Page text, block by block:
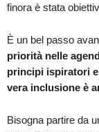
finora è stata
È un bel passo
priorità nelle
principi ispiratori
vera inclusione è
Bisogna partire da